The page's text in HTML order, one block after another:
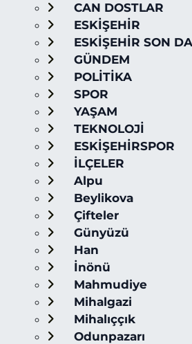
CAN DOSTLAR
ESKİŞEHİR
ESKİŞEHİR SON
GÜNDEM
POLİTİKA
SPOR
YAŞAM
TEKNOLOJİ
ESKİŞEHİRSPOR
İLÇELER
Alpu
Beylikova
Çifteler
Günyüzü
Han
İnönü
Mahmudiye
Mihalgazi
Mihalıççık
Odunpazarı